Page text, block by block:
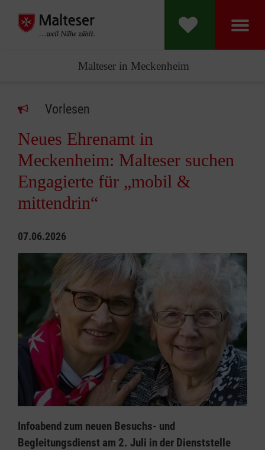
Malteser in Meckenheim
Vorlesen
Neues Ehrenamt in
Meckenheim: Malteser suchen
Engagierte für „mobil &
mittendrin“
07.06.2026
Infoabend zum neuen Besuchs- und
Begleitungsdienst am 2. Juli in der Dienststelle